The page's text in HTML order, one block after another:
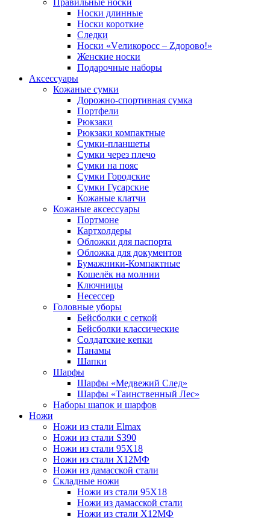
Правильные носки
Носки длинные
Носки короткие
Следки
Носки «Vеликоросс – Zдорово!»
Женские носки
Подарочные наборы
Аксессуары
Кожаные сумки
Дорожно-спортивная сумка
Портфели
Рюкзаки
Рюкзаки компактные
Сумки-планшеты
Сумки через плечо
Сумки на пояс
Сумки Городские
Сумки Гусарские
Кожаные клатчи
Кожаные аксессуары
Портмоне
Картхолдеры
Обложки для паспорта
Обложка для документов
Бумажники-Компактные
Кошелёк на молнии
Ключницы
Несессер
Головные уборы
Бейсболки с сеткой
Бейсболки классические
Солдатские кепки
Панамы
Шапки
Шарфы
Шарфы «Медвежий След»
Шарфы «Таинственный Лес»
Наборы шапок и шарфов
Ножи
Ножи из стали Elmax
Ножи из стали S390
Ножи из стали 95X18
Ножи из стали Х12МФ
Ножи из дамасской стали
Складные ножи
Ножи из стали 95X18
Ножи из дамасской стали
Ножи из стали Х12МФ